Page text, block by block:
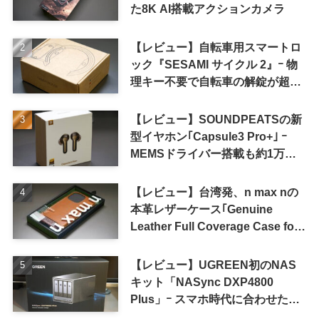
た8K AI搭載アクションカメラ
【レビュー】自転車用スマートロ
ック『SESAMI サイクル 2』ｰ 物
理キー不要で自転車の解錠が超簡
【レビュー】SOUNDPEATSの新
型イヤホン｢Capsule3 Pro+｣ ｰ
MEMSドライバー搭載も約1万円
【レビュー】台湾発、n max nの
本革レザーケース｢Genuine
Leather Full Coverage Case for
【レビュー】UGREEN初のNAS
キット「NASync DXP4800
Plus」ｰ スマホ時代に合わせた設